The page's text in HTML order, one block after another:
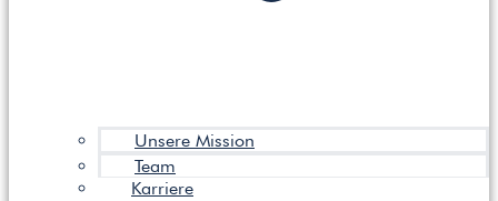
Unsere Mission
Team
Karriere